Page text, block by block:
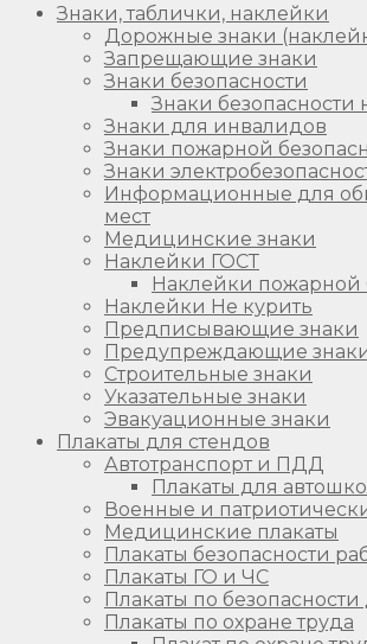
Знаки, таблички, наклейки
Дорожные знаки
Запрещающие знаки
Знаки безопасности
Знаки безопасности
Знаки для инвалидов
Знаки пожарной
Знаки
Информационные для
мест
Медицинские знаки
Наклейки ГОСТ
Наклейки пожарной
Наклейки Не курить
Предписывающие знаки
Предупреждающие
Строительные знаки
Указательные знаки
Эвакуационные знаки
Плакаты для стендов
Автотранспорт и ПДД
Плакаты для
Военные и
Медицинские плакаты
Плакаты безопасности
Плакаты ГО и ЧС
Плакаты по безопасности
Плакаты по охране труда